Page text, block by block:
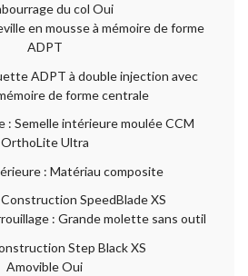
du col Oui
en mousse à mémoire de forme
ADPT
ADPT à double injection avec
de forme centrale
: Semelle intérieure moulée CCM
OrthoLite Ultra
: Matériau composite
SpeedBlade XS
: Grande molette sans outil
Step Black XS
Amovible Oui